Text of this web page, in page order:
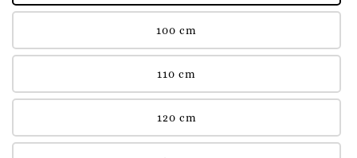
100 cm
110 cm
120 cm